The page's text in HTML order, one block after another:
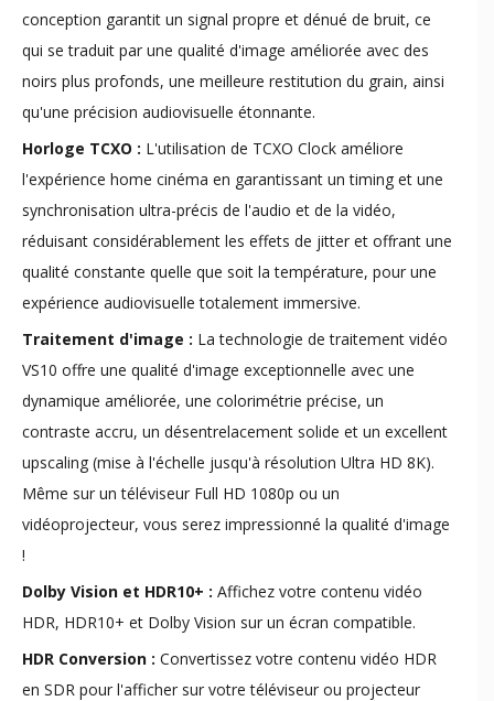
conception garantit un signal propre et dénué de bruit, ce
qui se traduit par une qualité d'image améliorée avec des
noirs plus profonds, une meilleure restitution du grain, ainsi
qu'une précision audiovisuelle étonnante.
Horloge TCXO : L'utilisation de TCXO Clock améliore
l'expérience home cinéma en garantissant un timing et une
synchronisation ultra-précis de l'audio et de la vidéo,
réduisant considérablement les effets de jitter et offrant une
qualité constante quelle que soit la température, pour une
expérience audiovisuelle totalement immersive.
Traitement d'image : La technologie de traitement vidéo
VS10 offre une qualité d'image exceptionnelle avec une
dynamique améliorée, une colorimétrie précise, un
contraste accru, un désentrelacement solide et un excellent
upscaling (mise à l'échelle jusqu'à résolution Ultra HD 8K).
Même sur un téléviseur Full HD 1080p ou un
vidéoprojecteur, vous serez impressionné la qualité d'image
!
Dolby Vision et HDR10+ : Affichez votre contenu vidéo
HDR, HDR10+ et Dolby Vision sur un écran compatible.
HDR Conversion : Convertissez votre contenu vidéo HDR
en SDR pour l'afficher sur votre téléviseur ou projecteur